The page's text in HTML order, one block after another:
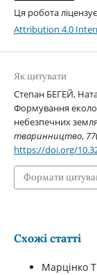
Ця робота
Attribution 4.0
Як цитувати
Степан БЕГЕЙ,
Формування
небезпечних
тваринництво, 77
https://doi.org/
Формати
Схожі статті
Марцінко